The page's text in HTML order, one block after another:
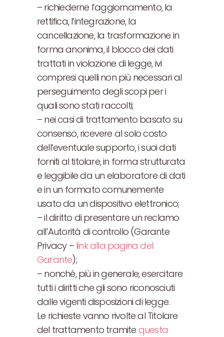
– richiederne l’aggiornamento, la
rettifica, l’integrazione, la
cancellazione, la trasformazione in
forma anonima, il blocco dei dati
trattati in violazione di legge, ivi
compresi quelli non più necessari al
perseguimento degli scopi per i
quali sono stati raccolti;
– nei casi di trattamento basato su
consenso, ricevere al solo costo
dell’eventuale supporto, i suoi dati
forniti al titolare, in forma strutturata
e leggibile da un elaboratore di dati
e in un formato comunemente
usato da un dispositivo elettronico;
– il diritto di presentare un reclamo
all’Autorità di controllo (Garante
Privacy – link alla pagina del
Garante);
– nonché, più in generale, esercitare
tutti i diritti che gli sono riconosciuti
dalle vigenti disposizioni di legge.
Le richieste vanno rivolte al Titolare
del trattamento tramite questa